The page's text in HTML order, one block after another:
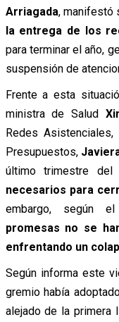
Arriagada, manifestó
la entrega de los
para terminar el año,
suspensión de
Frente a esta
ministra de Salud
Redes Asistenciales,
Presupuestos,
último trimestre
necesarios para
embargo, según
promesas no se
enfrentando un
Según informa este
gremio había
alejado de la primera